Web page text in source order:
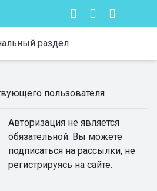
раздел
пользователя
Авторизация не является
обязательной. Вы можете
подписаться на рассылки, не
регистрируясь на сайте.